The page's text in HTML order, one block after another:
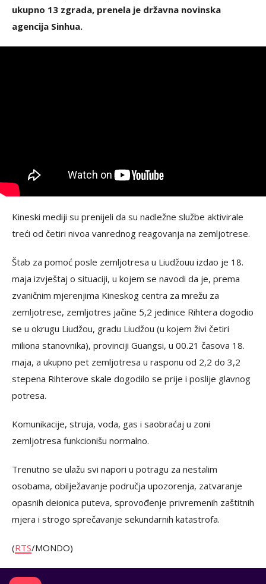
ukupno 13 zgrada, prenela je državna novinska
agencija Sinhua.
Kineski mediji su prenijeli da su nadležne službe aktivirale
treći od četiri nivoa vanrednog reagovanja na zemljotrese.
Štab za pomoć posle zemljotresa u Liudžouu izdao je 18.
maja izvještaj o situaciji, u kojem se navodi da je, prema
zvaničnim mjerenjima Kineskog centra za mrežu za
zemljotrese, zemljotres jačine 5,2 jedinice Rihtera dogodio
se u okrugu Liudžou, gradu Liudžou (u kojem živi četiri
miliona stanovnika), provinciji Guangsi, u 00.21 časova 18.
maja, a ukupno pet zemljotresa u rasponu od 2,2 do 3,2
stepena Rihterove skale dogodilo se prije i poslije glavnog
potresa.
Komunikacije, struja, voda, gas i saobraćaj u zoni
zemljotresa funkcionišu normalno.
Trenutno se ulažu svi napori u potragu za nestalim
osobama, obilježavanje područja upozorenja, zatvaranje
opasnih deionica puteva, sprovođenje privremenih zaštitnih
mjera i strogo sprečavanje sekundarnih katastrofa.
(RTS/MONDO)